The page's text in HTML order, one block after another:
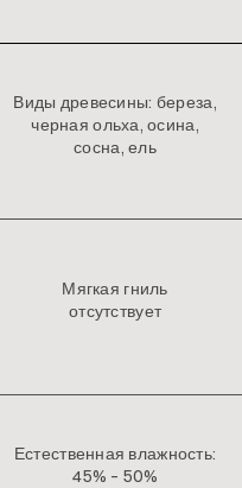
Виды древесины: береза,
черная ольха, осина,
сосна, ель
Мягкая гниль
отсутствует
Естественная влажность:
45% – 50%